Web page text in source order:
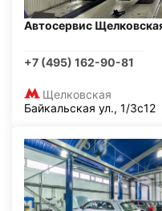
Автосервис
+7 (495) 162-90-81
Щелковская
Байкальская ул., 1/3с12